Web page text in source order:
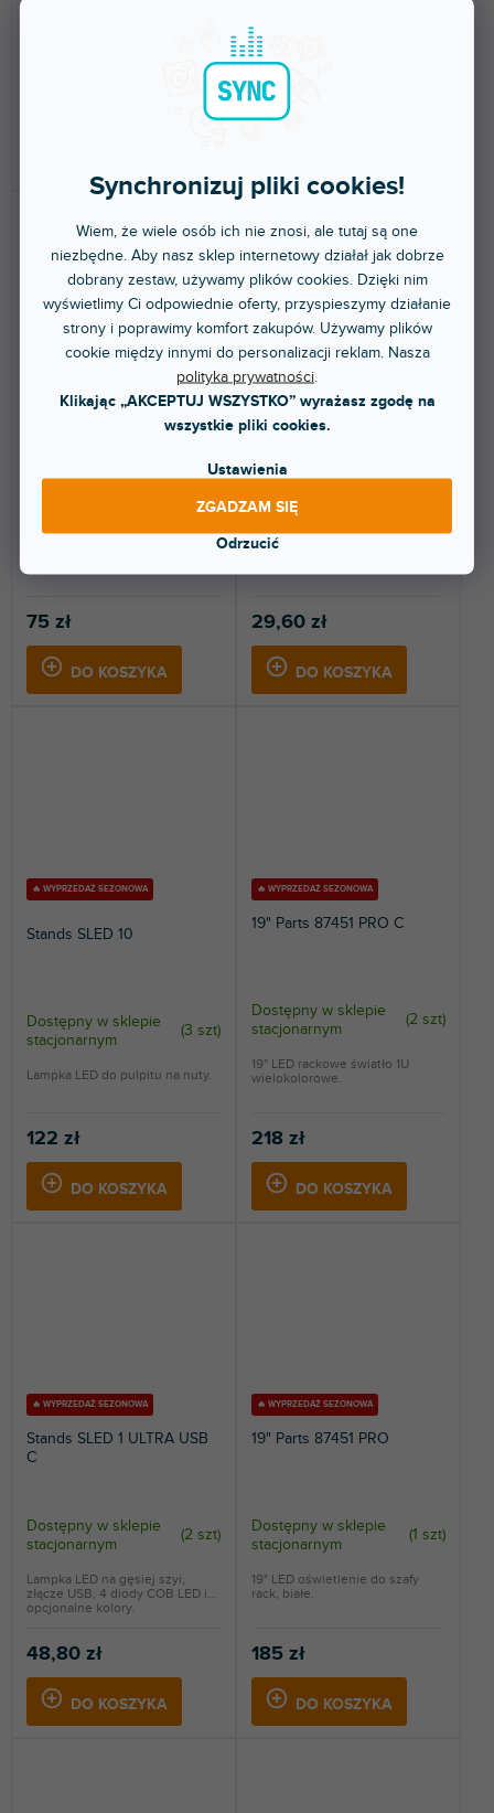
Synchronizuj pliki cookies!
Wiem, że wiele osób ich nie znosi, ale tutaj są one
niezbędne. Aby nasz sklep internetowy działał jak dobrze
dobrany zestaw, używamy plików cookies. Dzięki nim
wyświetlimy Ci odpowiednie oferty, przyspieszymy działanie
strony i poprawimy komfort zakupów. Używamy plików
cookie między innymi do personalizacji reklam. Nasza
polityka prywatności.
Klikając „AKCEPTUJ WSZYSTKO” wyrażasz zgodę na
wszystkie pliki cookies.
Ustawienia
Odrzucić
ZGADZAM SIĘ
119 zł
Trójkątna lampka XLR na gęsiej
szyi z 4 diodami LED COB.
Stands SLED 1 ULTRA XLR 4
4 szt)
75 zł
DO KOSZYKA
🔥 WYPRZEDAŻ SEZONOWA
Stands SLED 1 ULTRA USB
stacjonarnym
29,60 zł
DO KOSZYKA
Lampka na gęsiej szyi, złącze
🔥 WYPRZEDAŻ SEZONOWA
Stands SLED 10
Dostępny w sklepie
stacjonarnym
(3 szt)
122 zł
DO KOSZYKA
Lampka LED do pulpitu na nuty.
🔥 WYPRZEDAŻ SEZONOWA
19" Parts 87451 PRO C
Dostępny w sklepie
stacjonarnym
(2 szt)
218 zł
DO KOSZYKA
19" LED rackowe światło 1U
wielokolorowe.
🔥 WYPRZEDAŻ SEZONOWA
Stands SLED 1 ULTRA USB
C
Dostępny w sklepie
stacjonarnym
(2 szt)
48,80 zł
DO KOSZYKA
Lampka LED na gęsiej szyi,
złącze USB, 4 diody COB LED i
opcjonalne kolory.
🔥 WYPRZEDAŻ SEZONOWA
19" Parts 87451 PRO
Dostępny w sklepie
stacjonarnym
(1 szt)
185 zł
DO KOSZYKA
19" LED oświetlenie do szafy
rack, białe.